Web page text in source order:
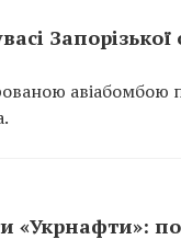
Запорізької
авіабомбою
«Укрнафти»: